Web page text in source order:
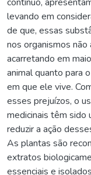
levando em
de que, essas
nos organismos não
acarretando em
animal quanto para
em que ele vive.
esses prejuízos, o
medicinais têm sido
reduzir a ação
As plantas são
extratos
essenciais e